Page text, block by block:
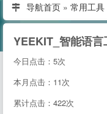
导航首页 » 常用工具
今日点击：5次
本月点击：11次
累计点击：422次